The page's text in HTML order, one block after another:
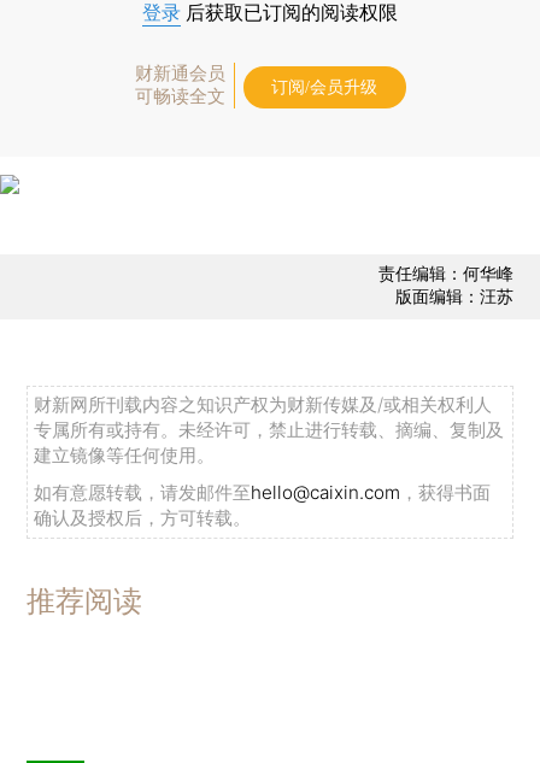
登录 后获取已订阅的阅读权限
财新通会员
可畅读全文
订阅/会员升级
责任编辑：何华峰
版面编辑：汪苏
财新网所刊载内容之知识产权为财新传媒及/或相关权利人
专属所有或持有。未经许可，禁止进行转载、摘编、复制及
建立镜像等任何使用。
如有意愿转载，请发邮件至hello@caixin.com ，获得书面
确认及授权后，方可转载。
推荐阅读